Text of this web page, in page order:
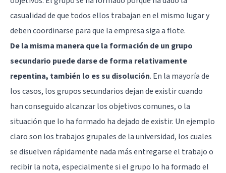
casualidad de que todos ellos trabajan en el mismo lugar y
deben coordinarse para que la empresa siga a flote.
De la misma manera que la formación de un grupo
secundario puede darse de forma relativamente
repentina, también lo es su disolución. En la mayoría de
los casos, los grupos secundarios dejan de existir cuando
han conseguido alcanzar los objetivos comunes, o la
situación que lo ha formado ha dejado de existir. Un ejemplo
claro son los trabajos grupales de la universidad, los cuales
se disuelven rápidamente nada más entregarse el trabajo o
recibir la nota, especialmente si el grupo lo ha formado el